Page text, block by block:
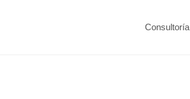
Consultoría